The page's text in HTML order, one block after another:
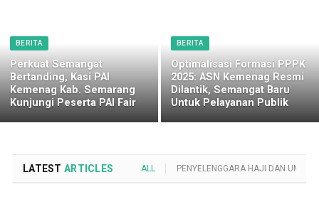
BERITA
Perkuat Semangat
Bertanding, Kasi PAI
Kemenag Kab. Semarang
Kunjungi Peserta PAI Fair
BERITA
Optimalisasi Formasi PPPK
2025: ASN Kemenag Resmi
Dilantik, Semangat Baru
Untuk Pelayanan Publik
LATEST ARTICLES ALL PENYELENGGARA HAJI DAN UMROH